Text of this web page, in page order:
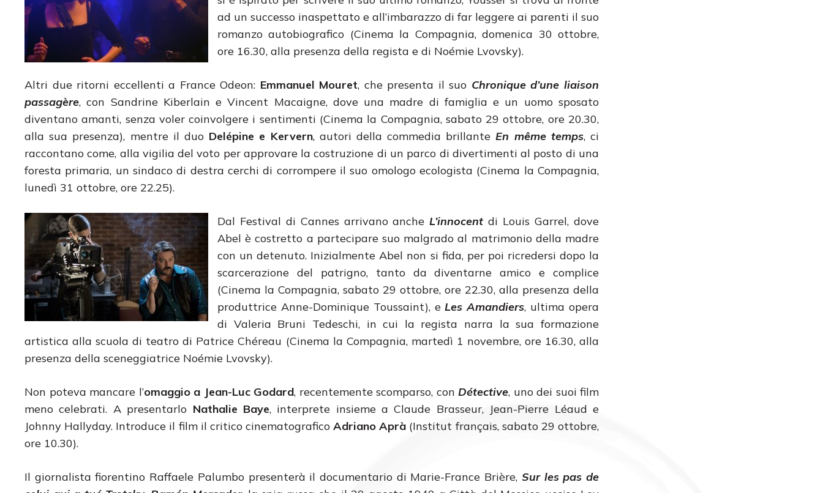
ad un successo inaspettato e all’imbarazzo di far leggere ai parenti il suo
romanzo autobiografico (Cinema la Compagnia, domenica 30 ottobre,
ore 16.30, alla presenza della regista e di Noémie Lvovsky).
Altri due ritorni eccellenti a France Odeon: Emmanuel Mouret, che presenta il suo Chronique d’une liaison
passagère, con Sandrine Kiberlain e Vincent Macaigne, dove una madre di famiglia e un uomo sposato
diventano amanti, senza voler coinvolgere i sentimenti (Cinema la Compagnia, sabato 29 ottobre, ore 20.30,
alla sua presenza), mentre il duo Delépine e Kervern, autori della commedia brillanteEn même temps, ci
raccontano come, alla vigilia del voto per approvare la costruzione di un parco di divertimenti al posto di una
foresta primaria, un sindaco di destra cerchi di corrompere il suo omologo ecologista (Cinema la Compagnia,
lunedì 31 ottobre, ore 22.25).
Dal Festival di Cannes arrivano ancheL’innocentdi Louis Garrel, dove
Abel è costretto a partecipare suo malgrado al matrimonio della madre
con un detenuto. Inizialmente Abel non si fida, per poi ricredersi dopo la
scarcerazione del patrigno, tanto da diventarne amico e complice
(Cinema la Compagnia, sabato 29 ottobre, ore 22.30, alla presenza della
produttrice Anne-Dominique Toussaint), eLes Amandiers, ultima opera
di Valeria Bruni Tedeschi, in cui la regista narra la sua formazione
artistica alla scuola di teatro di Patrice Chéreau (Cinema la Compagnia, martedì 1 novembre, ore 16.30, alla
presenza della sceneggiatrice Noémie Lvovsky).
Non poteva mancare l’omaggio a Jean-Luc Godard, recentemente scomparso, con Détective, uno dei suoi film
meno celebrati. A presentarlo Nathalie Baye, interprete insieme a Claude Brasseur, Jean-Pierre Léaud e
Johnny Hallyday. Introduce il film il critico cinematograficoAdriano Aprà (Institut français, sabato 29 ottobre,
ore 10.30).
Il giornalista fiorentino Raffaele Palumbo presenterà il documentario di Marie-France Brière, Sur les pas de